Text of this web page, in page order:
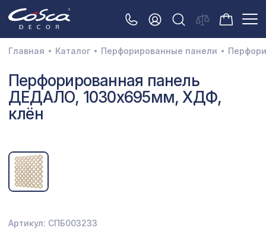
3D орнамент
Акустические панели
Декоративные балки и брус
Межкомнатные арки
Натуральные покрытия
Главная Каталог Перфорированные панели
Перфорированная панель
ДЕДАЛО, 1030х695мм, ХДФ,
клён
Артикул: СПБ003233